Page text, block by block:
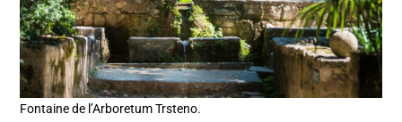
Fontaine de l’Arboretum Trsteno.